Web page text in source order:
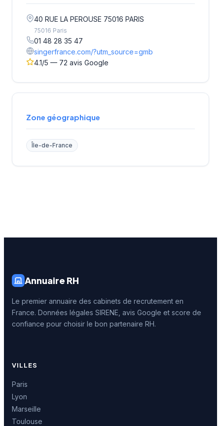
40 RUE LA PEROUSE 75016 PARIS
75016 Paris
01 48 28 35 47
singerfrance.com/?utm_source=gmb
4.1/5 — 72 avis Google
Zone géographique
Île-de-France
Annuaire RH
Le premier annuaire des cabinets de recrutement en
France. Données légales SIRENE, avis Google et score de
confiance pour choisir le bon partenaire RH.
VILLES
Paris
Lyon
Marseille
Toulouse